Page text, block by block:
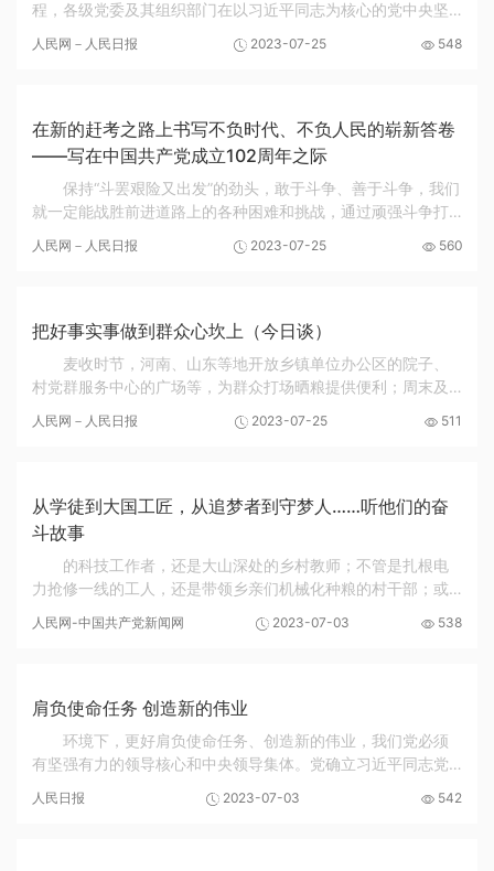
程，各级党委及其组织部门在以习近平同志为核心的党中央坚
路线，落实健全全面从严治党体系任务要求，不...
人民网－人民日报 2023-07-25 548
在新的赶考之路上书写不负时代、不负人民的崭新答卷
——写在中国共产党成立102周年之际
保持“斗罢艰险又出发”的劲头，敢于斗争、善于斗争，我们
就一定能战胜前进道路上的各种困难和挑战，通过顽强斗争打
年前，中国共产党的先驱李大钊说，黄金...
人民网－人民日报 2023-07-25 560
把好事实事做到群众心坎上（今日谈）
麦收时节，河南、山东等地开放乡镇单位办公区的院子、
村党群服务中心的广场等，为群众打场晒粮提供便利；周末及
办事……各地党员干部倾听百姓心声，摸清...
人民网－人民日报 2023-07-25 511
从学徒到大国工匠，从追梦者到守梦人……听他们的奋
斗故事
的科技工作者，还是大山深处的乡村教师；不管是扎根电
力抢修一线的工人，还是带领乡亲们机械化种粮的村干部；或
姿态、奋斗状态，让人深深感到，每一位党代...
人民网-中国共产党新闻网 2023-07-03 538
肩负使命任务 创造新的伟业
环境下，更好肩负使命任务、创造新的伟业，我们党必须
有坚强有力的领导核心和中央领导集体。党确立习近平同志党
会主义思想的指导地位，对新时代党和国家事业...
人民日报 2023-07-03 542